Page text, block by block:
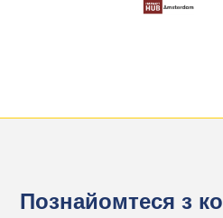
Познайомтеся з